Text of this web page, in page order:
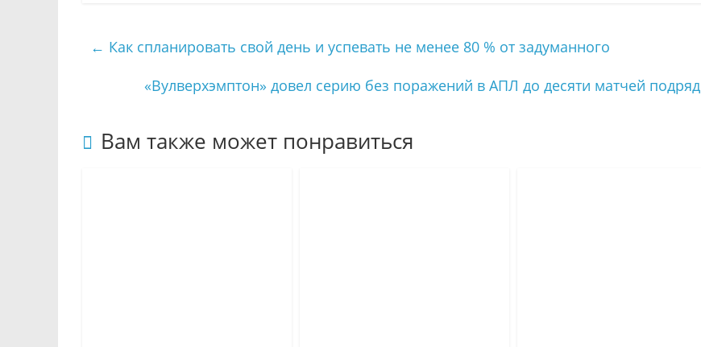
← Как спланировать свой день и успевать не менее 80 % от задуманного
«Вулверхэмптон» довел серию без поражений в АПЛ до десяти матчей подряд
Вам также может понравиться